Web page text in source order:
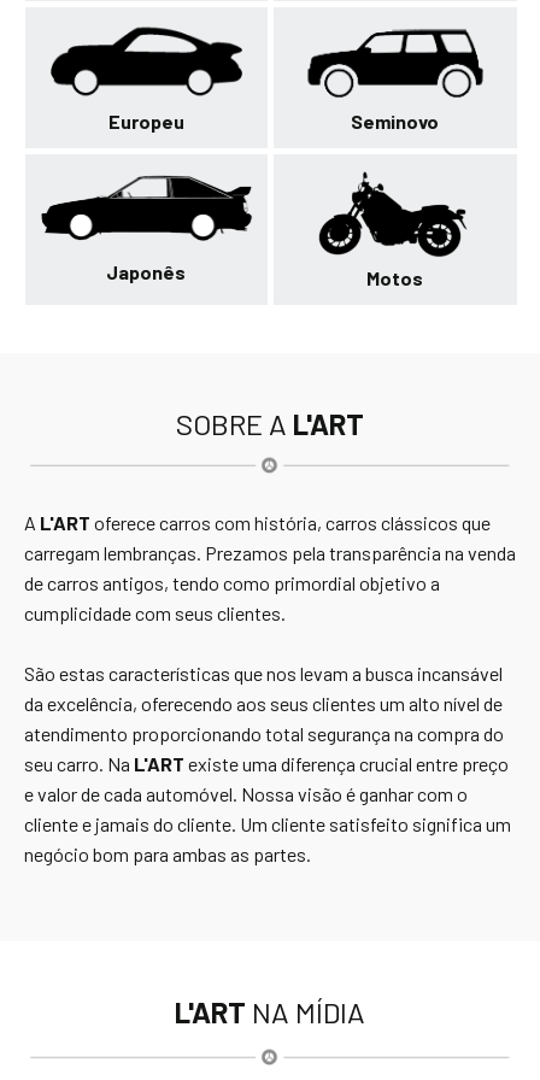
Europeu Seminovo
Japonês Motos
SOBRE A L'ART
A L'ART oferece carros com história, carros clássicos que
carregam lembranças. Prezamos pela transparência na venda
de carros antigos, tendo como primordial objetivo a
cumplicidade com seus clientes.
São estas características que nos levam a busca incansável
da excelência, oferecendo aos seus clientes um alto nível de
atendimento proporcionando total segurança na compra do
seu carro. Na L'ART existe uma diferença crucial entre preço
e valor de cada automóvel. Nossa visão é ganhar com o
cliente e jamais do cliente. Um cliente satisfeito significa um
negócio bom para ambas as partes.
L'ART NA MÍDIA